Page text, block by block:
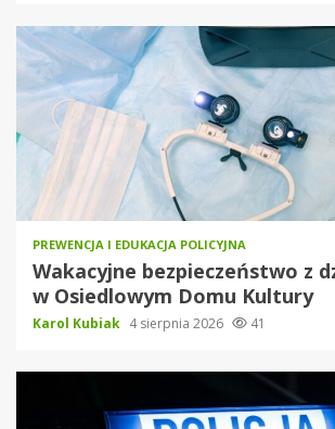
PREWENCJA I EDUKACJA POLICYJNA
Wakacyjne bezpieczeństwo z
w Osiedlowym Domu Kultury
Karol Kubiak 4 sierpnia 2026 41